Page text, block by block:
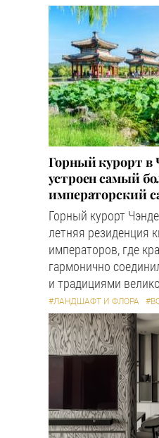
Горный курорт в
устроен самый
императорский
Горный курорт
летняя резиденция
императоров, где
гармонично
и традициями
#ЛАНДШАФТ И ФЛОРА